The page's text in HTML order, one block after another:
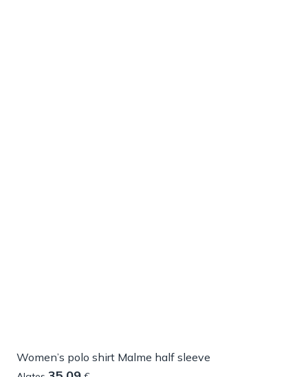
Women’s polo shirt Malme half sleeve